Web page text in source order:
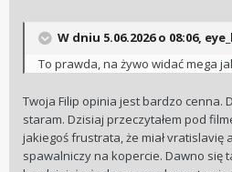
W dniu 5.06.2026 o 08:06,
To prawda, na żywo widać mega
Twoja Filip opinia jest bardzo cenna.
staram. Dzisiaj przeczytałem pod
jakiegoś frustrata, że miał vratislavię
spawalniczy na kopercie. Dawno się